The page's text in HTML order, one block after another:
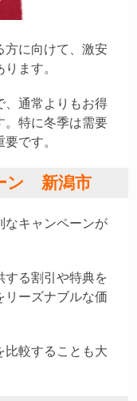
方に向けて、激安
ます。
、通常よりもお得
。特に冬季は需要
です。
ン 新潟市
なキャンペーンが
する割引や特典を
リーズナブルな価
比較することも大